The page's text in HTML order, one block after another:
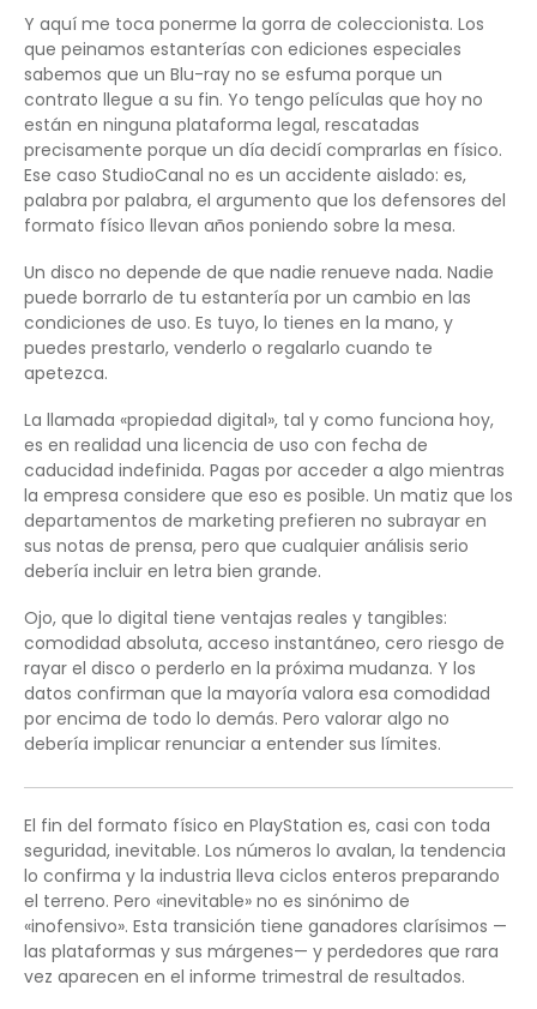
Y aquí me toca ponerme la gorra de coleccionista. Los
que peinamos estanterías con ediciones especiales
sabemos que un Blu-ray no se esfuma porque un
contrato llegue a su fin. Yo tengo películas que hoy no
están en ninguna plataforma legal, rescatadas
precisamente porque un día decidí comprarlas en físico.
Ese caso StudioCanal no es un accidente aislado: es,
palabra por palabra, el argumento que los defensores del
formato físico llevan años poniendo sobre la mesa.
Un disco no depende de que nadie renueve nada. Nadie
puede borrarlo de tu estantería por un cambio en las
condiciones de uso. Es tuyo, lo tienes en la mano, y
puedes prestarlo, venderlo o regalarlo cuando te
apetezca.
La llamada «propiedad digital», tal y como funciona hoy,
es en realidad una licencia de uso con fecha de
caducidad indefinida. Pagas por acceder a algo mientras
la empresa considere que eso es posible. Un matiz que los
departamentos de marketing prefieren no subrayar en
sus notas de prensa, pero que cualquier análisis serio
debería incluir en letra bien grande.
Ojo, que lo digital tiene ventajas reales y tangibles:
comodidad absoluta, acceso instantáneo, cero riesgo de
rayar el disco o perderlo en la próxima mudanza. Y los
datos confirman que la mayoría valora esa comodidad
por encima de todo lo demás. Pero valorar algo no
debería implicar renunciar a entender sus límites.
El fin del formato físico en PlayStation es, casi con toda
seguridad, inevitable. Los números lo avalan, la tendencia
lo confirma y la industria lleva ciclos enteros preparando
el terreno. Pero «inevitable» no es sinónimo de
«inofensivo». Esta transición tiene ganadores clarísimos —
las plataformas y sus márgenes— y perdedores que rara
vez aparecen en el informe trimestral de resultados.